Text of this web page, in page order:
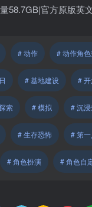
58.7GB|官方原版英
# 动作 # 动作角
# 基地建设 #
索 # 模拟 # 沉
# 生存恐怖 # 第
# 角色扮演 # 角色自